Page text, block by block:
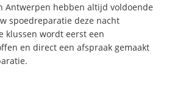
Antwerpen hebben altijd voldoende
spoedreparatie deze nacht
klussen wordt eerst een
en direct een afspraak gemaakt